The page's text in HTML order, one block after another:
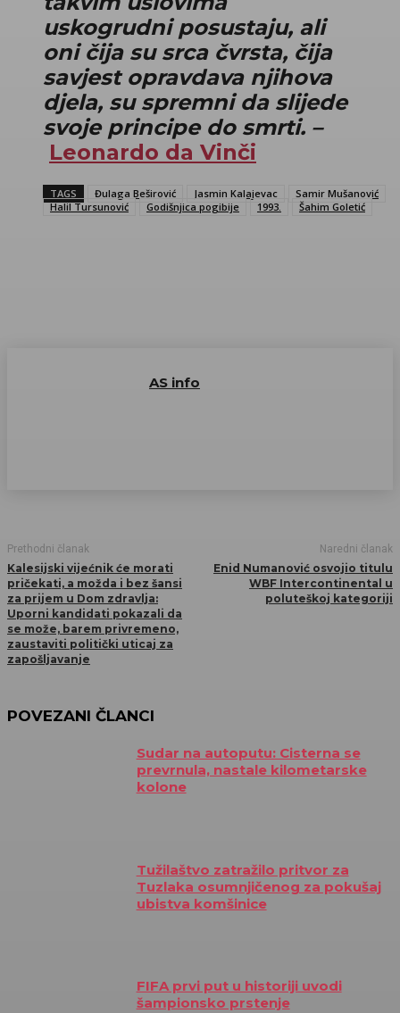
uskogrudni posustaju, ali
oni čija su srca čvrsta, čija
savjest opravdava njihova
djela, su spremni da slijede
svoje principe do smrti. –
Leonardo da Vinči
TAGS Đulaga Beširović Jasmin Kalajevac
Samir Mušanović
Halil Tursunović
Godišnjica pogibije 1993. Šahim Goletić
AS info
Prethodni članak
Kalesijski vijećnik će morati
pričekati, a možda i bez šansi
za prijem u Dom zdravlja:
Uporni kandidati pokazali da
se može, barem privremeno,
zaustaviti politički uticaj za
zapošljavanje
Naredni članak
Enid Numanović osvojio titulu
WBF Intercontinental u
poluteškoj kategoriji
POVEZANI ČLANCI
Sudar na autoputu: Cisterna se
prevrnula, nastale kilometarske
kolone
Tužilaštvo zatražilo pritvor za
Tuzlaka osumnjičenog za pokušaj
ubistva komšinice
FIFA prvi put u historiji uvodi
šampionsko prstenje